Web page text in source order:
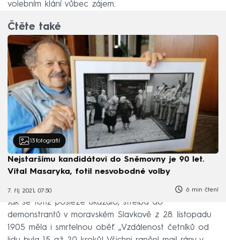
volebním klání vůbec zájem.
Čtěte také
13 fotografií
Nejstaršímu kandidátovi do Sněmovny je 90 let.
Vítal Masaryka, fotil nesvobodné volby
7. říj 2021, 07:50 6 min čtení
Jak se totiž posléze ukázalo, střelba do
demonstrantů v moravském Slavkově z 28. listopadu
1905 měla i smrtelnou oběť. „Vzdálenost četníků od